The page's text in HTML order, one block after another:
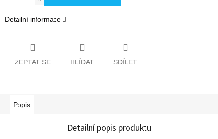
Detailní informace
ZEPTAT SE HLÍDAT SDÍLET
Popis
Detailní popis produktu